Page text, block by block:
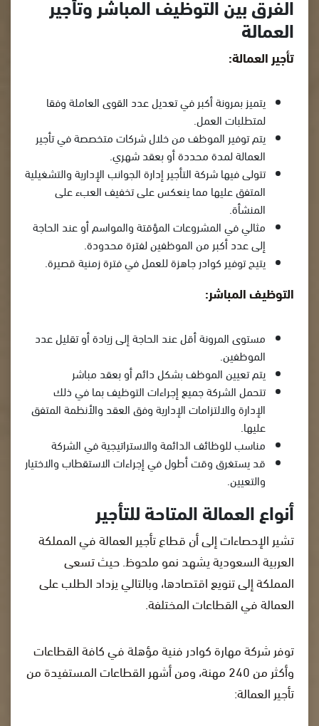
العمالة
تأجير العمالة:
يتميز بمرونة أكبر في تعديل عدد القوى العاملة وفقا
لمتطلبات العمل.
يتم توفير الموظف من خلال شركات متخصصة في تأجير
العمالة لمدة محددة أو بعقد شهري.
تتولى فيها شركة التأجير إدارة الجوانب الإدارية والتشغيلية
المتفق عليها مما ينعكس على تخفيف العبء على
المنشأة.
مثالي في المشروعات المؤقتة والمواسم أو عند الحاجة
إلى عدد أكبر من الموظفين لفترة محدودة.
يتيح توفير كوادر جاهزة للعمل في فترة زمنية قصيرة.
التوظيف المباشر:
مستوى المرونة أقل عند الحاجة إلى زيادة أو تقليل عدد
الموظفين.
يتم تعيين الموظف بشكل دائم أو بعقد مباشر
تتحمل الشركة جميع إجراءات التوظيف بما في ذلك
الإدارة والالتزامات الإدارية وفق العقد والأنظمة المتفق
عليها.
مناسب للوظائف الدائمة والاستراتيجية في الشركة
قد يستغرق وقت أطول في إجراءات الاستقطاب والاختيار
والتعيين.
أنواع العمالة المتاحة للتأجير
تشير الإحصاءات إلى أن قطاع تأجير العمالة في المملكة
العربية السعودية يشهد نمو ملحوظ. حيث تسعى
المملكة إلى تنويع اقتصادها، وبالتالي يزداد الطلب على
العمالة في القطاعات المختلفة.
توفر شركة مهارة كوادر فنية مؤهلة في كافة القطاعات
وأكثر من 240 مهنة، ومن أشهر القطاعات المستفيدة من
تأجير العمالة: